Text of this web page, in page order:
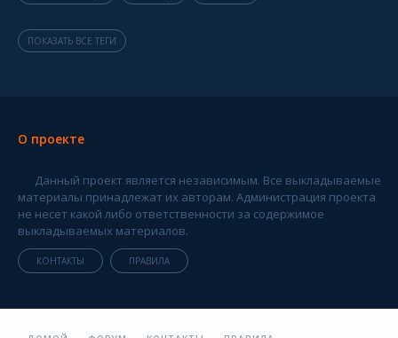
ПОКАЗАТЬ ВСЕ ТЕГИ
О проекте
Данный проект является независимым. Все выкладываемые
материалы принадлежат их авторам. Администрация проекта
не несет какой либо ответственности за содержимое
выкладываемых материалов.
КОНТАКТЫ ПРАВИЛА